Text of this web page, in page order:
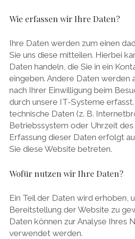
Wie erfassen wir Ihre Daten?
Ihre Daten werden zum einen
Sie uns diese mitteilen. Hierbei
Daten handeln, die Sie in ein
eingeben. Andere Daten werden
nach Ihrer Einwilligung beim
durch unsere IT-Systeme
technische Daten (z. B.
Betriebssystem oder Uhrzeit des
Erfassung dieser Daten erfolgt
Sie diese Website betreten.
Wofür nutzen wir Ihre Daten?
Ein Teil der Daten wird erhoben,
Bereitstellung der Website zu
Daten können zur Analyse Ihres
verwendet werden.